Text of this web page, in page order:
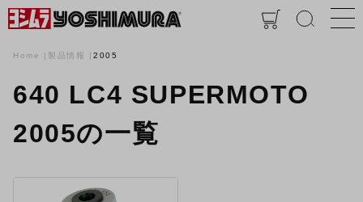
Home 製品情報 2005
640 LC4 SUPERMOTO
2005の一覧